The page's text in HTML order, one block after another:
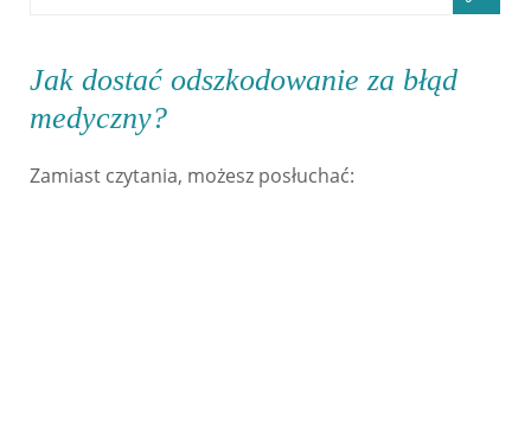
Jak dostać odszkodowanie za błąd
medyczny?
Zamiast czytania, możesz posłuchać: